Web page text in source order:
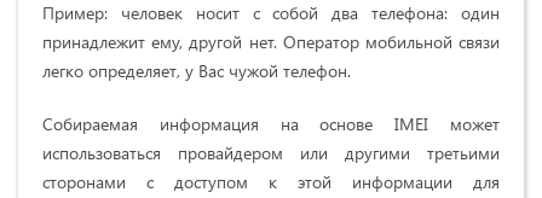
Пример: человек носит с собой два телефона: один
принадлежит ему, другой нет. Оператор мобильной связи
легко определяет, у Вас чужой телефон.
Собираемая информация на основе IMEI может
использоваться провайдером или другими третьими
сторонами с доступом к этой информации для